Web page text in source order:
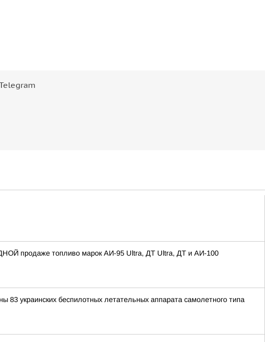
продаже топливо марок АИ-95 Ultra, ДТ Ultra, ДТ и АИ-100
украинских беспилотных летательных аппарата самолетного типа